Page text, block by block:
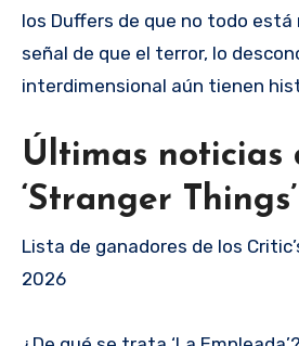
los Duffers de que no todo
señal de que el terror, lo
interdimensional aún tienen
Últimas noticias
‘Stranger
Lista de ganadores de los
2026